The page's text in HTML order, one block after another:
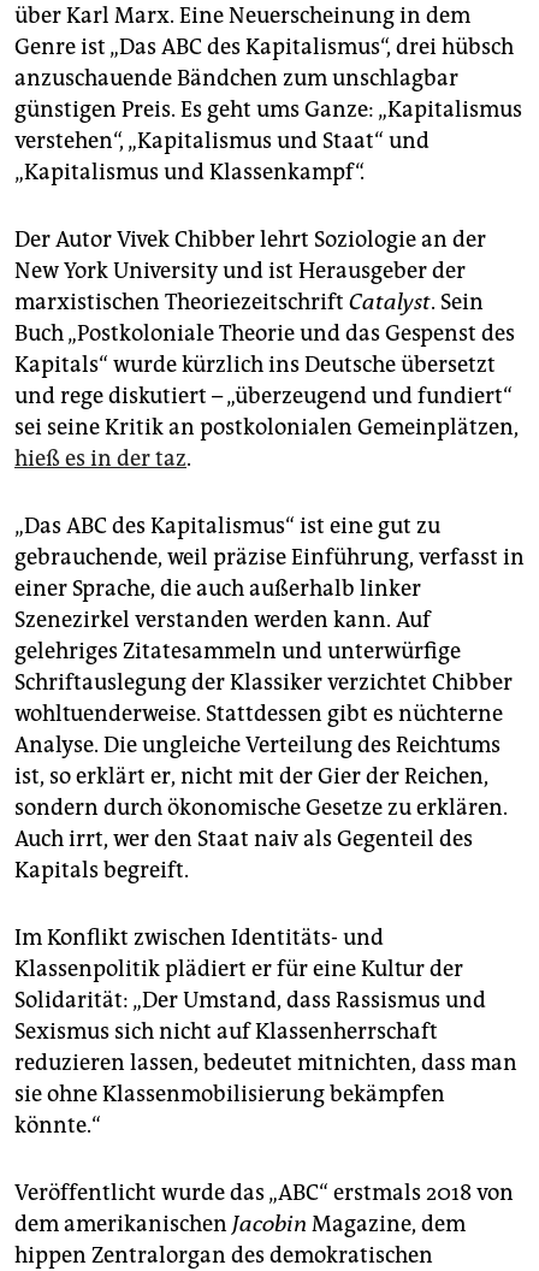
genossenschaft
epaper login
über Karl Marx. Eine Neuerscheinung in dem
Genre ist „Das ABC des Kapitalismus“, drei hübsch
anzuschauende Bändchen zum unschlagbar
günstigen Preis. Es geht ums Ganze: „Kapitalismus
verstehen“, „Kapitalismus und Staat“ und
„Kapitalismus und Klassenkampf“.
Der Autor Vivek Chibber lehrt Soziologie an der
New York University und ist Herausgeber der
marxistischen Theoriezeitschrift Catalyst. Sein
Buch „Postkoloniale Theorie und das Gespenst des
Kapitals“ wurde kürzlich ins Deutsche übersetzt
und rege diskutiert – „überzeugend und fundiert“
sei seine Kritik an postkolonialen Gemeinplätzen,
hieß es in der taz.
„Das ABC des Kapitalismus“ ist eine gut zu
gebrauchende, weil präzise Einführung, verfasst in
einer Sprache, die auch außerhalb linker
Szenezirkel verstanden werden kann. Auf
gelehriges Zitatesammeln und unterwürfige
Schriftauslegung der Klassiker verzichtet Chibber
wohltuenderweise. Stattdessen gibt es nüchterne
Analyse. Die ungleiche Verteilung des Reichtums
ist, so erklärt er, nicht mit der Gier der Reichen,
sondern durch ökonomische Gesetze zu erklären.
Auch irrt, wer den Staat naiv als Gegenteil des
Kapitals begreift.
Im Konflikt zwischen Identitäts- und
Klassenpolitik plädiert er für eine Kultur der
Solidarität: „Der Umstand, dass Rassismus und
Sexismus sich nicht auf Klassenherrschaft
reduzieren lassen, bedeutet mitnichten, dass man
sie ohne Klassenmobilisierung bekämpfen
könnte.“
Veröffentlicht wurde das „ABC“ erstmals 2018 von
dem amerikanischen Jacobin Magazine, dem
hippen Zentralorgan des demokratischen